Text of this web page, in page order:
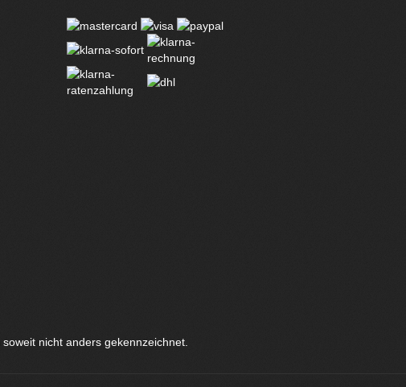
soweit nicht anders gekennzeichnet.